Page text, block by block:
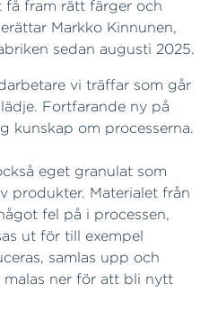
få fram rätt färger och
Markko Kinnunen,
sedan augusti 2025.
vi träffar som går
Fortfarande ny på
kunskap om processerna.
eget granulat som
produkter. Materialet från
fel på i processen,
ut för till exempel
samlas upp och
ner för att bli nytt